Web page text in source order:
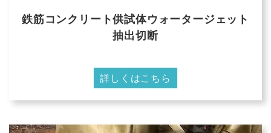
鉄筋コンクリート供試体ウォータージェット
抽出切断
詳しくはこちら